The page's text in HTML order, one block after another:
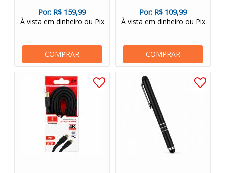
Por: R$ 159,99
À vista em dinheiro ou Pix
COMPRAR
Por: R$ 109,99
À vista em dinheiro ou Pix
COMPRAR